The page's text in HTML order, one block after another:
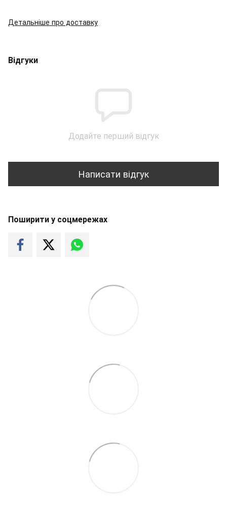
Детальніше про доставку
Відгуки
Додайте перший відгук
Написати відгук
Поширити у соцмережах